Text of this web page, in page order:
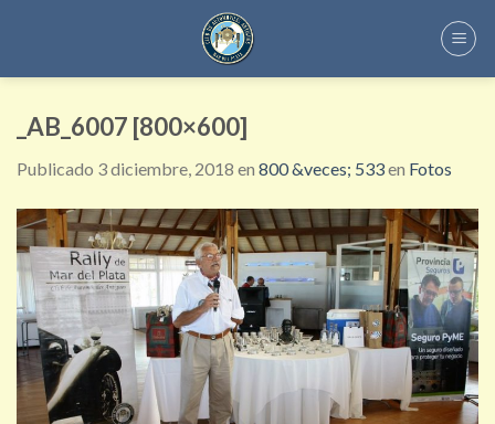
_AB_6007 [800×600]
Publicado 3 diciembre, 2018 en 800 &veces; 533en Fotos